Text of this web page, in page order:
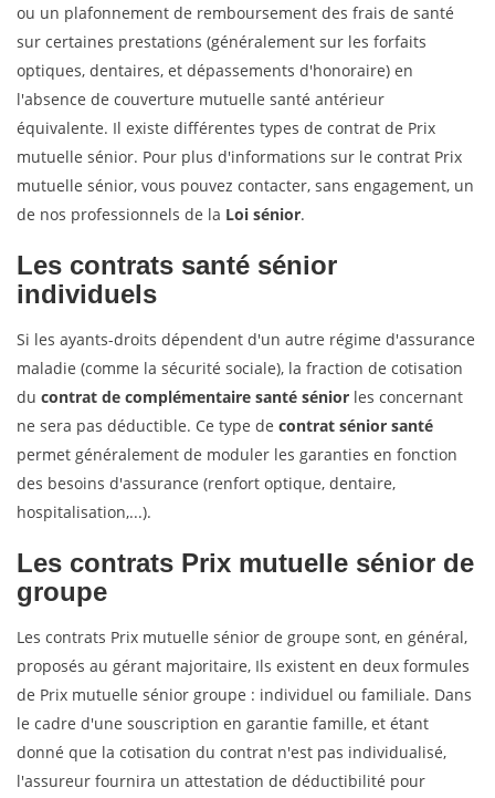
ou un plafonnement de remboursement des frais de santé
sur certaines prestations (généralement sur les forfaits
optiques, dentaires, et dépassements d'honoraire) en
l'absence de couverture mutuelle santé antérieur
équivalente. Il existe différentes types de contrat de Prix
mutuelle sénior. Pour plus d'informations sur le contrat Prix
mutuelle sénior, vous pouvez contacter, sans engagement, un
de nos professionnels de la Loi sénior.
Les contrats santé sénior
individuels
Si les ayants-droits dépendent d'un autre régime d'assurance
maladie (comme la sécurité sociale), la fraction de cotisation
du contrat de complémentaire santé sénior les concernant
ne sera pas déductible. Ce type de contrat sénior santé
permet généralement de moduler les garanties en fonction
des besoins d'assurance (renfort optique, dentaire,
hospitalisation,...).
Les contrats Prix mutuelle sénior de
groupe
Les contrats Prix mutuelle sénior de groupe sont, en général,
proposés au gérant majoritaire, Ils existent en deux formules
de Prix mutuelle sénior groupe : individuel ou familiale. Dans
le cadre d'une souscription en garantie famille, et étant
donné que la cotisation du contrat n'est pas individualisé,
l'assureur fournira un attestation de déductibilité pour